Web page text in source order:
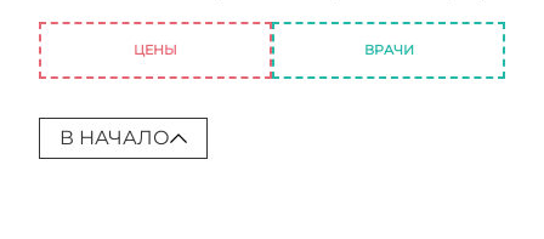
ЦЕНЫ ВРАЧИ
В НАЧАЛО